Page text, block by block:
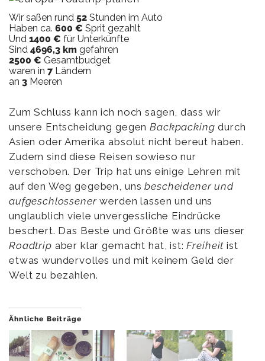
Wir saßen rund 52 Stunden im Auto
Haben ca. 600 € Sprit gezahlt
Und 1400 € für Unterkünfte
Sind 4696,3 km gefahren
2500 € Gesamtbudget
waren in 7 Ländern
an 3 Meeren
Zum Schluss kann ich noch sagen, dass wir
unsere Entscheidung gegenBackpacking durch
Asien oder Amerika absolut nicht bereut haben.
Zudem sind diese Reisen sowieso nur
verschoben. Der Trip hat uns einige Lehren mit
auf den Weg gegeben, uns bescheidener und
aufgeschlossenerwerden lassen und uns
unglaublich viele unvergessliche Eindrücke
beschert. Das Beste und Größte was uns dieser
Roadtrip aber klar gemacht hat, ist:Freiheit ist
etwas wundervolles und mit keinem Geld der
Welt zu bezahlen.
Ähnliche Beiträge